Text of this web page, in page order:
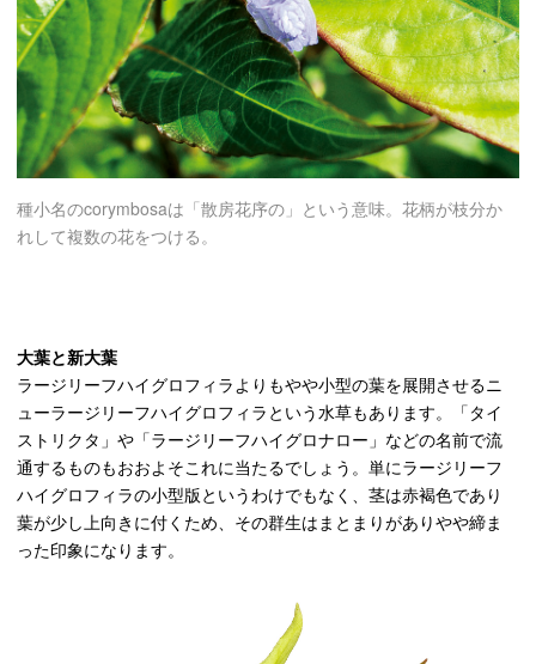
種小名のcorymbosaは「散房花序の」という意味。花柄が枝分か
れして複数の花をつける。
大葉と新大葉
ラージリーフハイグロフィラよりもやや小型の葉を展開させるニ
ューラージリーフハイグロフィラという水草もあります。「タイ
ストリクタ」や「ラージリーフハイグロナロー」などの名前で流
通するものもおおよそこれに当たるでしょう。単にラージリーフ
ハイグロフィラの小型版というわけでもなく、茎は赤褐色であり
葉が少し上向きに付くため、その群生はまとまりがありやや締ま
った印象になります。